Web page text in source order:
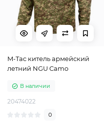
M-Tac китель армейский
летний NGU Camo
В наличии
20474022
0